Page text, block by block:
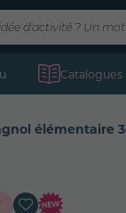
Catalogues
élémentaire